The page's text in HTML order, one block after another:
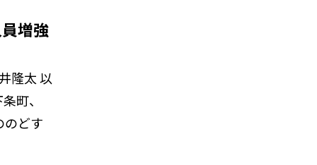
増強
隆太 以
町、
のどす